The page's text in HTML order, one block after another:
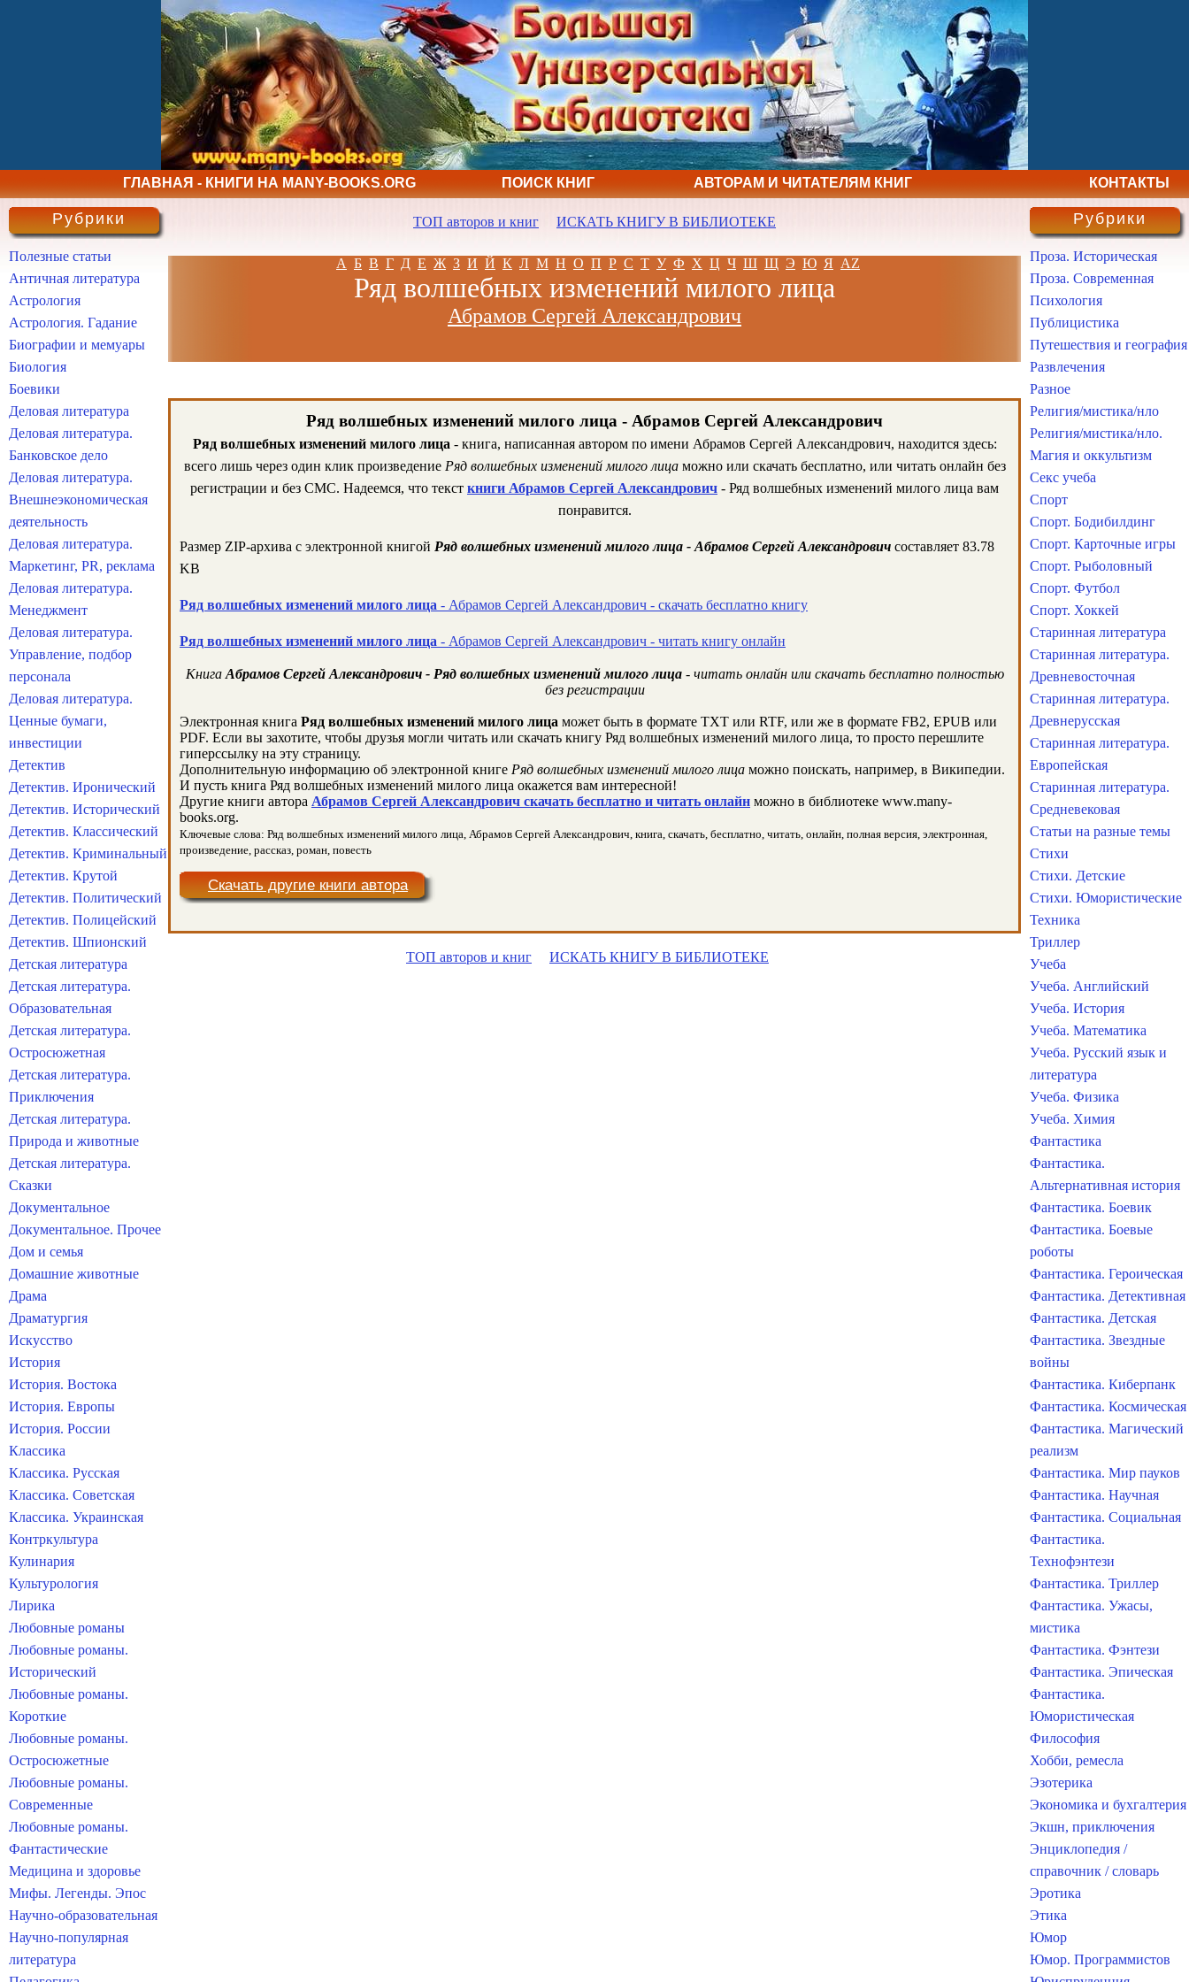
ГЛАВНАЯ - КНИГИ НА MANY-BOOKS.ORG ПОИСК КНИГ АВТОРАМ И ЧИТАТЕЛЯМ КНИГ КОНТАКТЫ
ТОП авторов и книг ИСКАТЬ КНИГУ В БИБЛИОТЕКЕ
А Б В Г Д Е Ж З И Й К Л М Н О П Р С Т У Ф Х Ц Ч Ш Щ Э Ю Я AZ
Ряд волшебных изменений милого лица
Абрамов Сергей Александрович
Ряд волшебных изменений милого лица - Абрамов Сергей Александрович
Ряд волшебных изменений милого лица - книга, написанная автором по имени Абрамов Сергей Александрович, находится здесь:
всего лишь через один клик произведение Ряд волшебных изменений милого лицаможно или скачать бесплатно, или читать онлайн без
регистрации и без СМС. Надеемся, что текст книги Абрамов Сергей Александрович - Ряд волшебных изменений милого лица вам
понравится.
Размер ZIP-архива c электронной книгой Ряд волшебных изменений милого лица - Абрамов Сергей Александрович составляет 83.78
KB
Ряд волшебных изменений милого лица - Абрамов Сергей Александрович - скачать бесплатно книгу
Ряд волшебных изменений милого лица - Абрамов Сергей Александрович - читать книгу онлайн
Книга Абрамов Сергей Александрович - Ряд волшебных изменений милого лица- читать онлайн или скачать бесплатно полностью
без регистрации
Электронная книга Ряд волшебных изменений милого лица может быть в формате TXT или RTF, или же в формате FB2, EPUB или
PDF. Если вы захотите, чтобы друзья могли читать или скачать книгу Ряд волшебных изменений милого лица, то просто перешлите
гиперссылку на эту страницу.
Дополнительную информацию об электронной книге Ряд волшебных изменений милого лица можно поискать, например, в Википедии.
И пусть книга Ряд волшебных изменений милого лица окажется вам интересной!
Другие книги автора Абрамов Сергей Александрович скачать бесплатно и читать онлайн можно в библиотеке www.many-
books.org.
Ключевые слова: Ряд волшебных изменений милого лица, Абрамов Сергей Александрович, книга, скачать, бесплатно, читать, онлайн, полная версия, электронная,
произведение, рассказ, роман, повесть
Скачать другие книги автора
ТОП авторов и книг ИСКАТЬ КНИГУ В БИБЛИОТЕКЕ
Рубрики
Полезные статьи
Античная литература
Астрология
Астрология. Гадание
Биографии и мемуары
Биология
Боевики
Деловая литература
Деловая литература.
Банковское дело
Деловая литература.
Внешнеэкономическая
деятельность
Деловая литература.
Маркетинг, PR, реклама
Деловая литература.
Менеджмент
Деловая литература.
Управление, подбор
персонала
Деловая литература.
Ценные бумаги,
инвестиции
Детектив
Детектив. Иронический
Детектив. Исторический
Детектив. Классический
Детектив. Криминальный
Детектив. Крутой
Детектив. Политический
Детектив. Полицейский
Детектив. Шпионский
Детская литература
Детская литература.
Образовательная
Детская литература.
Остросюжетная
Детская литература.
Приключения
Детская литература.
Природа и животные
Детская литература.
Сказки
Документальное
Документальное. Прочее
Дом и семья
Домашние животные
Драма
Драматургия
Искусство
История
История. Востока
История. Европы
История. России
Классика
Классика. Русская
Классика. Советская
Классика. Украинская
Контркультура
Кулинария
Культурология
Лирика
Любовные романы
Любовные романы.
Исторический
Любовные романы.
Короткие
Любовные романы.
Остросюжетные
Любовные романы.
Современные
Любовные романы.
Фантастические
Медицина и здоровье
Мифы. Легенды. Эпос
Научно-образовательная
Научно-популярная
литература
Рубрики
Проза. Историческая
Проза. Современная
Психология
Публицистика
Путешествия и география
Развлечения
Разное
Религия/мистика/нло
Религия/мистика/нло.
Магия и оккультизм
Секс учеба
Спорт
Спорт. Бодибилдинг
Спорт. Карточные игры
Спорт. Рыболовный
Спорт. Футбол
Спорт. Хоккей
Старинная литература
Старинная литература.
Древневосточная
Старинная литература.
Древнерусская
Старинная литература.
Европейская
Старинная литература.
Средневековая
Статьи на разные темы
Стихи
Стихи. Детские
Стихи. Юмористические
Техника
Триллер
Учеба
Учеба. Английский
Учеба. История
Учеба. Математика
Учеба. Русский язык и
литература
Учеба. Физика
Учеба. Химия
Фантастика
Фантастика.
Альтернативная история
Фантастика. Боевик
Фантастика. Боевые
роботы
Фантастика. Героическая
Фантастика. Детективная
Фантастика. Детская
Фантастика. Звездные
войны
Фантастика. Киберпанк
Фантастика. Космическая
Фантастика. Магический
реализм
Фантастика. Мир пауков
Фантастика. Научная
Фантастика. Социальная
Фантастика.
Технофэнтези
Фантастика. Триллер
Фантастика. Ужасы,
мистика
Фантастика. Фэнтези
Фантастика. Эпическая
Фантастика.
Юмористическая
Философия
Хобби, ремесла
Эзотерика
Экономика и бухгалтерия
Экшн, приключения
Энциклопедия /
справочник / словарь
Эротика
Этика
Юмор
Юмор. Программистов